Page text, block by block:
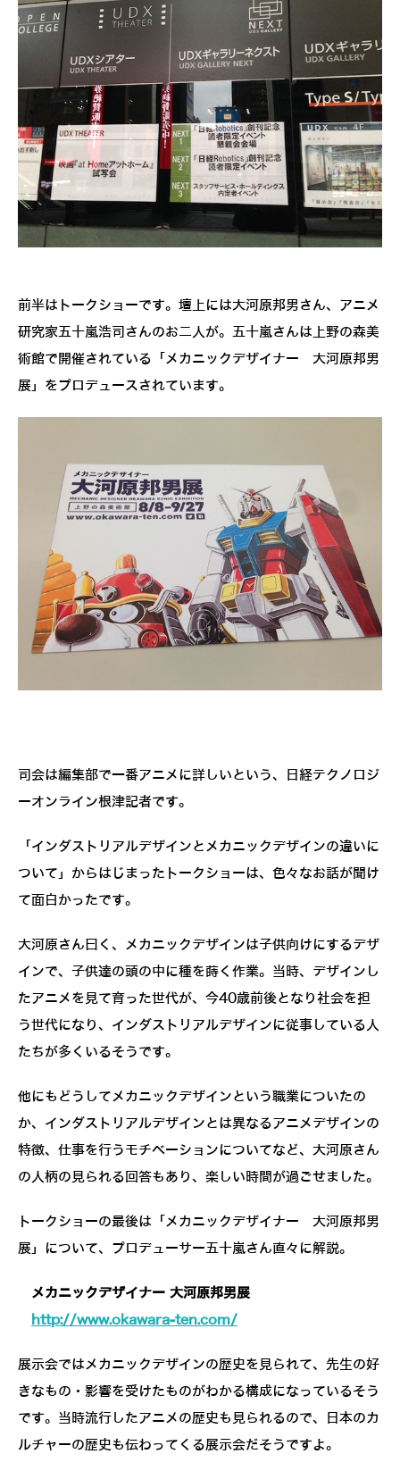
前半はトークショーです。壇上には大河原邦男さん、アニメ
研究家五十嵐浩司さんのお二人が。五十嵐さんは上野の森美
術館で開催されている「メカニックデザイナー 大河原邦男
展」をプロデュースされています。
司会は編集部で一番アニメに詳しいという、日経テクノロジ
ーオンライン根津記者です。
「インダストリアルデザインとメカニックデザインの違いに
ついて」からはじまったトークショーは、色々なお話が聞け
て面白かったです。
大河原さん曰く、メカニックデザインは子供向けにするデザ
インで、子供達の頭の中に種を蒔く作業。当時、デザインし
たアニメを見て育った世代が、今40歳前後となり社会を担
う世代になり、インダストリアルデザインに従事している人
たちが多くいるそうです。
他にもどうしてメカニックデザインという職業についたの
か、インダストリアルデザインとは異なるアニメデザインの
特徴、仕事を行うモチベーションについてなど、大河原さん
の人柄の見られる回答もあり、楽しい時間が過ごせました。
トークショーの最後は「メカニックデザイナー 大河原邦男
展」について、プロデューサー五十嵐さん直々に解説。
メカニックデザイナー 大河原邦男展
http://www.okawara-ten.com/
展示会ではメカニックデザインの歴史を見られて、先生の好
きなもの・影響を受けたものがわかる構成になっているそう
です。当時流行したアニメの歴史も見られるので、日本のカ
ルチャーの歴史も伝わってくる展示会だそうですよ。